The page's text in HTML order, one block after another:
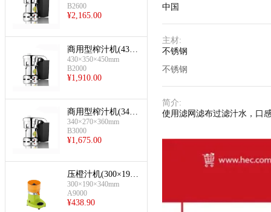
B2600
¥2,165.00
商用型榨汁机(430×
350×450mm)
430×350×450mm
B2000
¥1,910.00
商用型榨汁机(340×
270×360mm)
340×270×360mm
B3000
¥1,675.00
压橙汁机(300×190×
340mm)
300×190×340mm
A9000
¥438.90
中国
主材:
不锈钢
不锈钢
简介:
使用滤网滤布过滤汁水，口